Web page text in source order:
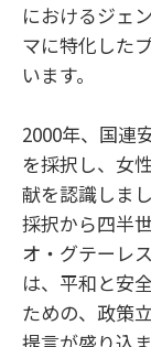
におけるジェ
マに特化した
います。
2000年、国連
を採択し、女
献を認識しま
採択から四半
オ・グテーレ
は、平和と安
ための、政策